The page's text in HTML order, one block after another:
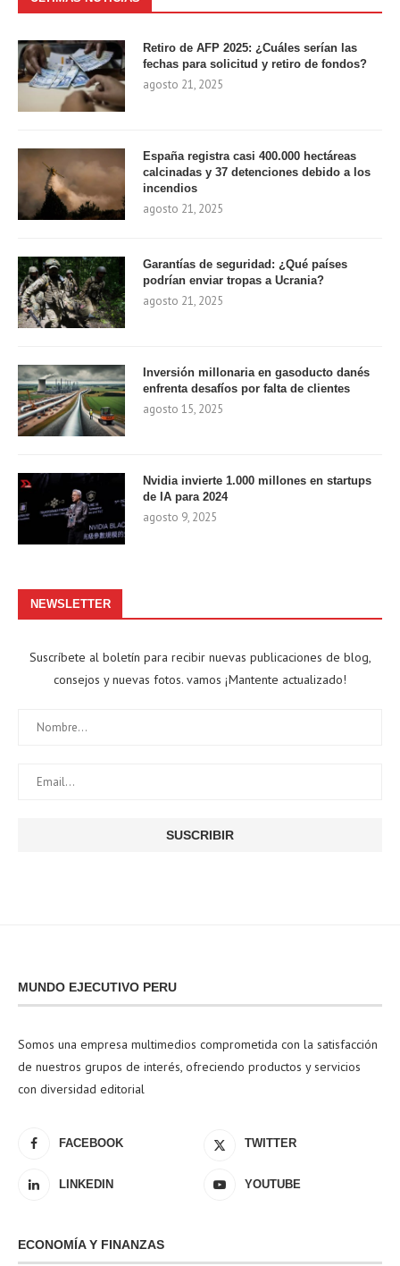
Retiro de AFP 2025: ¿Cuáles serían las
fechas para solicitud y retiro de fondos?
agosto 21, 2025
España registra casi 400.000 hectáreas
calcinadas y 37 detenciones debido a los
incendios
agosto 21, 2025
Garantías de seguridad: ¿Qué países
podrían enviar tropas a Ucrania?
agosto 21, 2025
Inversión millonaria en gasoducto danés
enfrenta desafíos por falta de clientes
agosto 15, 2025
Nvidia invierte 1.000 millones en startups
de IA para 2024
agosto 9, 2025
NEWSLETTER
Suscríbete al boletín para recibir nuevas publicaciones de blog,
consejos y nuevas fotos. vamos ¡Mantente actualizado!
MUNDO EJECUTIVO PERU
Somos una empresa multimedios comprometida con la satisfacción
de nuestros grupos de interés, ofreciendo productos y servicios
con diversidad editorial
FACEBOOK TWITTER
LINKEDIN YOUTUBE
ECONOMÍA Y FINANZAS